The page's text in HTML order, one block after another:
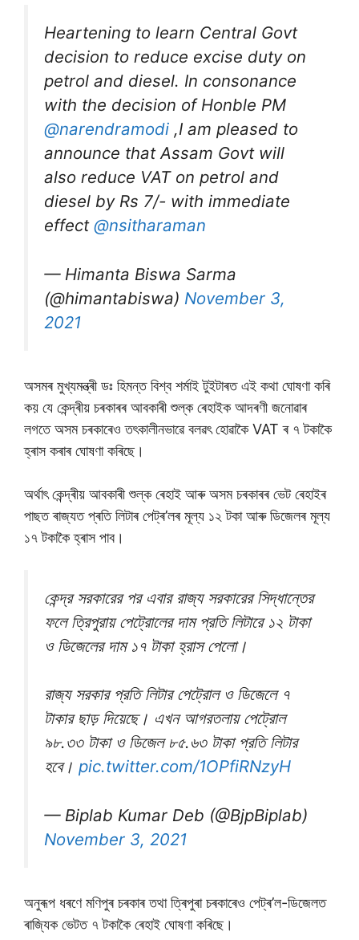
Heartening to learn Central Govt
decision to reduce excise duty on
petrol and diesel. In consonance
with the decision of Honble PM
@narendramodi ,I am pleased to
announce that Assam Govt will
also reduce VAT on petrol and
diesel by Rs 7/- with immediate
effect @nsitharaman
— Himanta Biswa Sarma
(@himantabiswa) November 3,
2021
অসমৰ মুখ্যমন্ত্ৰী ডঃ হিমন্ত বিশ্ব শৰ্মাই টুইটাৰত এই কথা ঘােষণা কৰি
কয় যে কেন্দ্ৰীয় চৰকাৰৰ আবকাৰী শুল্ক ৰেহাইক আদৰণী জনােৱাৰ
লগতে অসম চৰকাৰেও তৎকালীনভাৱে বলৱৎ হােৱাকৈ VAT ৰ ৭ টকাকৈ
হ্ৰাস কৰাৰ ঘােষণা কৰিছে।
অৰ্থাৎ কেন্দ্ৰীয় আবকাৰী শুল্ক ৰেহাই আৰু অসম চৰকাৰৰ ভেট ৰেহাইৰ
পাছত ৰাজ্যত প্ৰতি লিটাৰ পেট্ৰ’লৰ মূল্য ১২ টকা আৰু ডিজেলৰ মূল্য
১৭ টকাকৈ হ্ৰাস পাব।
কেন্দ্র সরকারের পর এবার রাজ্য সরকারের সিদ্ধান্তের
ফলে ত্রিপুরায় পেট্রোলের দাম প্রতি লিটারে ১২ টাকা
ও ডিজেলের দাম ১৭ টাকা হ্রাস পেলো।
রাজ্য সরকার প্রতি লিটার পেট্রোল ও ডিজেলে ৭
টাকার ছাড় দিয়েছে। এখন আগরতলায় পেট্রোল
৯৮.৩৩ টাকা ও ডিজেল ৮৫.৬৩ টাকা প্রতি লিটার
হবে। pic.twitter.com/1OPfiRNzyH
— Biplab Kumar Deb (@BjpBiplab)
November 3, 2021
অনুৰূপ ধৰণে মণিপুৰ চৰকাৰ তথা ত্ৰিপুৰা চৰকাৰেও পেট্ৰ’ল-ডিজেলত
ৰাজ্যিক ভেটত ৭ টকাকৈ ৰেহাই ঘােষণা কৰিছে।